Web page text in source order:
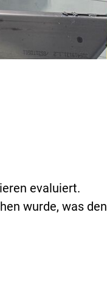
evaluiert.
wurde, was den